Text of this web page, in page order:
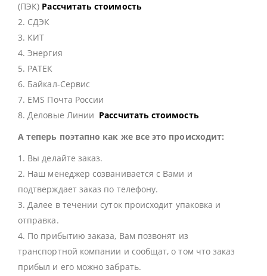
(ПЭК) Рассчитать стоимость
2. СДЭК
3. КИТ
4. Энергия
5. РАТЕК
6. Байкал-Сервис
7. EMS Почта России
8. Деловые Линии Рассчитать стоимость
А теперь поэтапно как же все это происходит:
1. Вы делайте заказ.
2. Наш менеджер созванивается с Вами и
подтверждает заказ по телефону.
3. Далее в течении суток происходит упаковка и
отправка.
4. По прибытию заказа, Вам позвонят из
транспортной компании и сообщат, о том что заказ
прибыл и его можно забрать.